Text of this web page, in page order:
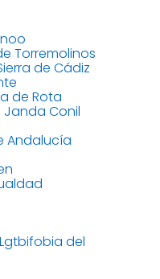
Torremolinos
de Cádiz
de Rota
Janda Conil
Andalucía
del